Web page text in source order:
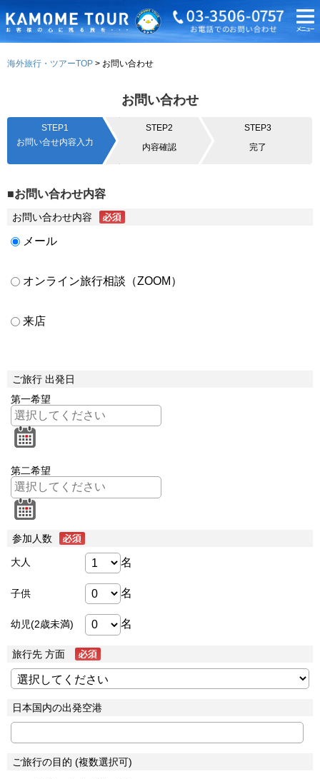
海外旅行・ツアーTOP お問い合わせ
お問い合わせ
STEP1
お問い合せ内容入力
STEP2
内容確認
STEP3
完了
■お問い合わせ内容
お問い合わせ内容
メール
オンライン旅行相談（ZOOM）
来店
ご旅行 出発日
第一希望
第二希望
参加人数
大人 名
子供 名
幼児(2歳未満) 名
旅行先 方面
日本国内の出発空港
ご旅行の目的 (複数選択可)